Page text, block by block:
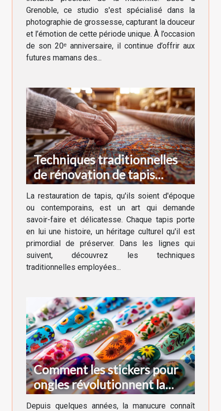
Grenoble, ce studio s'est spécialisé dans la
photographie de grossesse, capturant la douceur
et l’émotion de cette période unique. À l’occasion
de son 20ᵉ anniversaire, il continue d’offrir aux
futures mamans des...
Techniques traditionnelles
de rénovation de tapis
anciens et modernes
La restauration de tapis, qu'ils soient d'époque
ou contemporains, est un art qui demande
savoir-faire et délicatesse. Chaque tapis porte
en lui une histoire, un héritage culturel qu'il est
primordial de préserver. Dans les lignes qui
suivent, découvrez les techniques
traditionnelles employées...
Comment les stickers pour
ongles révolutionnent la
manucure moderne
Depuis quelques années, la manucure connaît